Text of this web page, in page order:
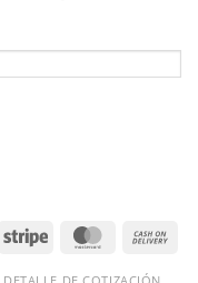
Stripe MasterCard